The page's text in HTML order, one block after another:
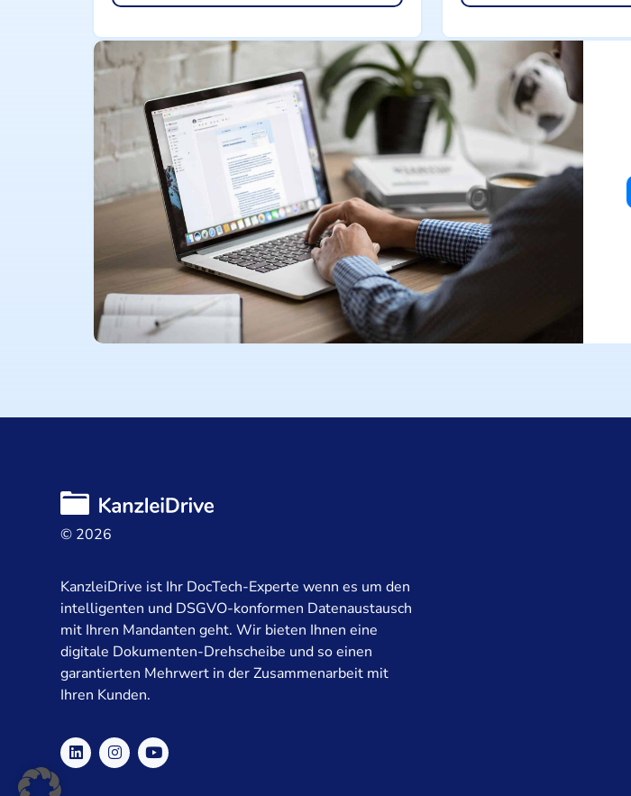
© 2026
KanzleiDrive ist Ihr DocTech-Experte wenn es um den
intelligenten und DSGVO-konformen Datenaustausch
mit Ihren Mandanten geht. Wir bieten Ihnen eine
digitale Dokumenten-Drehscheibe und so einen
garantierten Mehrwert in der Zusammenarbeit mit
Ihren Kunden.